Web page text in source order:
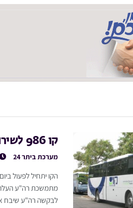
קו 986 לשירותכם
מערכת ביתר 24
הקו יתחיל לפעול
מתמשכת רה"ע העלה
לבקשה רה"ע שיבח